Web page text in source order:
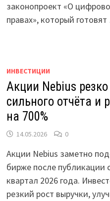
законопроект «О
правах», который
ИНВЕСТИЦИИ
Акции Nebius
сильного отчёта и
на 700%
14.05.2026 0
Акции Nebius заметно
бирже после публикации
квартал 2026 года.
резкий рост выручки,